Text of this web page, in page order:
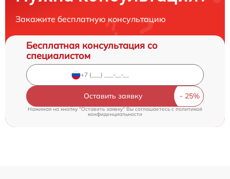
Закажите бесплатную консультацию
Бесплатная консультация со
специалистом
Оставить заявку
Нажимая на кнопку "Оставить заявку" Вы соглашаетесь cполитикой
конфиденциальности